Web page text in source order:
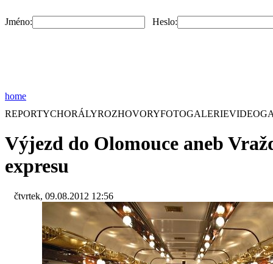
Jméno: Heslo:
home
REPORTYCHORÁLYROZHOVORYFOTOGALERIE
Výjezd do Olomouce aneb
expresu
čtvrtek, 09.08.2012 12:56